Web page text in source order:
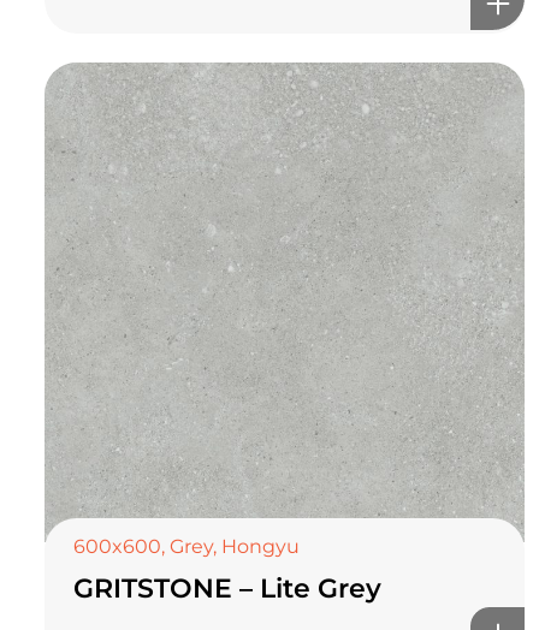
600x600, Grey, Hongyu
GRITSTONE – Lite Grey
TOP CERAMICS
Байгалын өнгө тансаг
мэдрэмжийг таны орчинд